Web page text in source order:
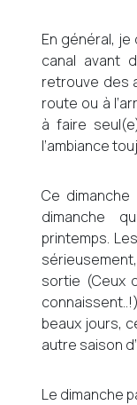
En général,
canal avant
retrouve des
route ou à
à faire
l’ambiance
Ce
dimanche
printemps.
sortie (Ceux
beaux jours,
autre saison
Le dimanche